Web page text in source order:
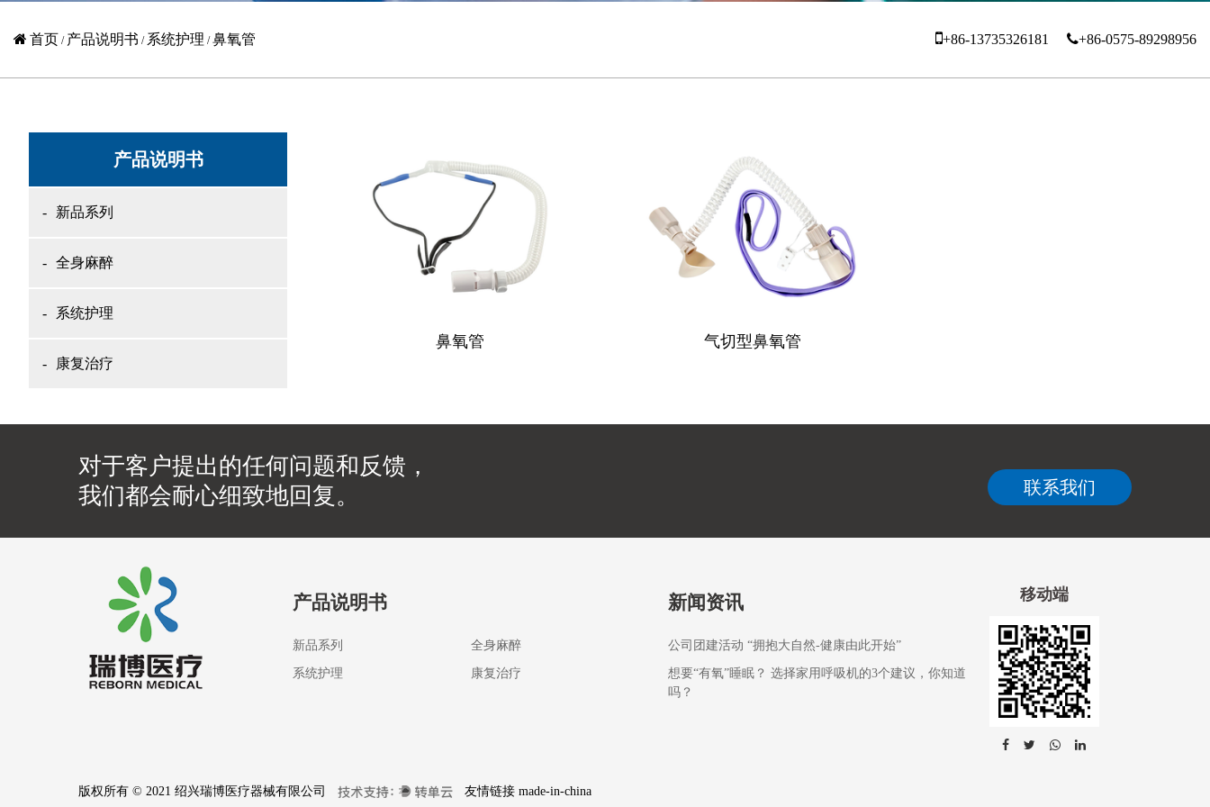
首页 / 产品说明书 / 系统护理 /鼻氧管 +86-13735326181 +86-0575-89298956
产品说明书
新品系列
全身麻醉
系统护理
康复治疗
鼻氧管 气切型鼻氧管
对于客户提出的任何问题和反馈，
我们都会耐心细致地回复。
联系我们
产品说明书
新品系列 全身麻醉
系统护理 康复治疗
新闻资讯
公司团建活动 “拥抱大自然-健康由此开始”
想要“有氧”睡眠？ 选择家用呼吸机的3个建议，你知道
吗？
移动端
版权所有 © 2021 绍兴瑞博医疗器械有限公司 友情链接 made-in-china